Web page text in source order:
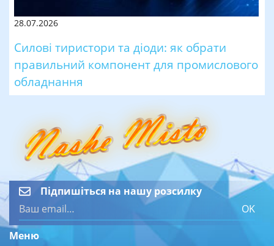
28.07.2026
Силові тиристори та діоди: як обрати
правильний компонент для промислового
обладнання
Підпишіться на нашу розсилку
OK
Меню